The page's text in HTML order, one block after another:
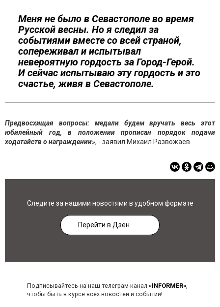
Меня не было в Севастополе во время
Русской весны. Но я следил за
событиями вместе со всей страной,
сопереживал и испытывал
невероятную гордость за Город-Герой.
И сейчас испытываю эту гордость и это
счастье, живя в Севастополе.
Предвосхищая вопросы: медали будем вручать весь этот
юбилейный год, в положении прописан порядок подачи
ходатайств о награждении», - заявил Михаил Развожаев.
Следите за нашими новостями в удобном формате
Перейти в Дзен
Подписывайтесь на наш телеграм-канал «INFORMER»,
чтобы быть в курсе всех новостей и событий!